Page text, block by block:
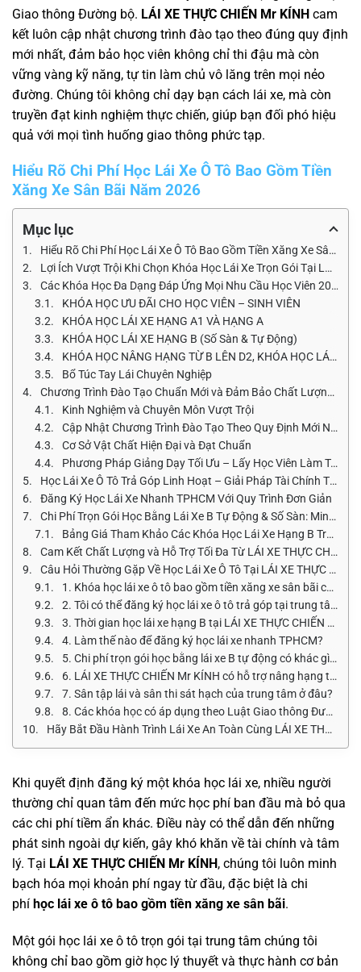
Giao thông Đường bộ. LÁI XE THỰC CHIẾN Mr KÍNH cam
kết luôn cập nhật chương trình đào tạo theo đúng quy định
mới nhất, đảm bảo học viên không chỉ thi đậu mà còn
vững vàng kỹ năng, tự tin làm chủ vô lăng trên mọi nẻo
đường. Chúng tôi không chỉ dạy bạn cách lái xe, mà còn
truyền đạt kinh nghiệm thực chiến, giúp bạn đối phó hiệu
quả với mọi tình huống giao thông phức tạp.
Hiểu Rõ Chi Phí Học Lái Xe Ô Tô Bao Gồm Tiền
Xăng Xe Sân Bãi Năm 2026
Mục lục
Hiểu Rõ Chi Phí Học Lái Xe Ô Tô Bao Gồm Tiền Xăng Xe Sân Bãi Năm 2026
Lợi Ích Vượt Trội Khi Chọn Khóa Học Lái Xe Trọn Gói Tại LÁI XE THỰC CHIẾN Mr KÍNH
Các Khóa Học Đa Dạng Đáp Ứng Mọi Nhu Cầu Học Viên 2026
KHÓA HỌC ƯU ĐÃI CHO HỌC VIÊN – SINH VIÊN
KHÓA HỌC LÁI XE HẠNG A1 VÀ HẠNG A
KHÓA HỌC LÁI XE HẠNG B (Số Sàn & Tự Động)
KHÓA HỌC NÂNG HẠNG TỪ B LÊN D2, KHÓA HỌC LÁI XE HẠNG C1, KHÓA HỌC LÁI XE HẠNG C
Bổ Túc Tay Lái Chuyên Nghiệp
Chương Trình Đào Tạo Chuẩn Mới và Đảm Bảo Chất Lượng E-E-A-T
Kinh Nghiệm và Chuyên Môn Vượt Trội
Cập Nhật Chương Trình Đào Tạo Theo Quy Định Mới Nhất
Cơ Sở Vật Chất Hiện Đại và Đạt Chuẩn
Phương Pháp Giảng Dạy Tối Ưu – Lấy Học Viên Làm Trung Tâm
Học Lái Xe Ô Tô Trả Góp Linh Hoạt – Giải Pháp Tài Chính Tối Ưu
Đăng Ký Học Lái Xe Nhanh TPHCM Với Quy Trình Đơn Giản
Chi Phí Trọn Gói Học Bằng Lái Xe B Tự Động & Số Sàn: Minh Bạch và Hiệu Quả
Bảng Giá Tham Khảo Các Khóa Học Lái Xe Hạng B Trọn Gói 2026
Cam Kết Chất Lượng và Hỗ Trợ Tối Đa Từ LÁI XE THỰC CHIẾN Mr KÍNH
Câu Hỏi Thường Gặp Về Học Lái Xe Ô Tô Tại LÁI XE THỰC CHIẾN Mr KÍNH
1. Khóa học lái xe ô tô bao gồm tiền xăng xe sân bãi có thực sự trọn gói không?
2. Tôi có thể đăng ký học lái xe ô tô trả góp tại trung tâm không?
3. Thời gian học lái xe hạng B tại LÁI XE THỰC CHIẾN Mr KÍNH là bao lâu?
4. Làm thế nào để đăng ký học lái xe nhanh TPHCM?
5. Chi phí trọn gói học bằng lái xe B tự động có khác gì so với số sàn?
6. LÁI XE THỰC CHIẾN Mr KÍNH có hỗ trợ nâng hạng từ B lên D2 không?
7. Sân tập lái và sân thi sát hạch của trung tâm ở đâu?
8. Các khóa học có áp dụng theo Luật Giao thông Đường bộ 2026 không?
Hãy Bắt Đầu Hành Trình Lái Xe An Toàn Cùng LÁI XE THỰC CHIẾN Mr KÍNH
Khi quyết định đăng ký một khóa học lái xe, nhiều người
thường chỉ quan tâm đến mức học phí ban đầu mà bỏ qua
các chi phí tiềm ẩn khác. Điều này có thể dẫn đến những
phát sinh ngoài dự kiến, gây khó khăn về tài chính và tâm
lý. Tại LÁI XE THỰC CHIẾN Mr KÍNH, chúng tôi luôn minh
bạch hóa mọi khoản phí ngay từ đầu, đặc biệt là chi
phí học lái xe ô tô bao gồm tiền xăng xe sân bãi.
Một gói học lái xe ô tô trọn gói tại trung tâm chúng tôi
không chỉ bao gồm giờ học lý thuyết và thực hành cơ bản